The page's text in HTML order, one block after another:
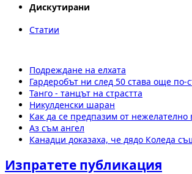
Дискутирани
Статии
Подреждане на елхата
Гардеробът ни след 50 става още по-
Танго - танцът на страстта
Никулденски шаран
Как да се предпазим от нежелателно
Аз съм ангел
Канадци доказаха, че дядо Коледа
Изпратете публикация